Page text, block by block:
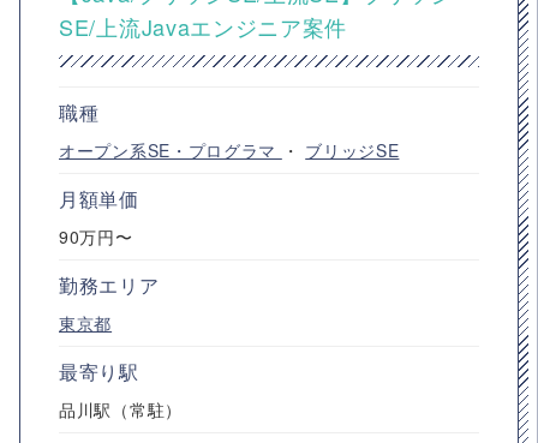
SE/上流Javaエンジニア案件
職種
オープン系SE・プログラマ ・ ブリッジSE
月額単価
90万円〜
勤務エリア
東京都
最寄り駅
品川駅（常駐）